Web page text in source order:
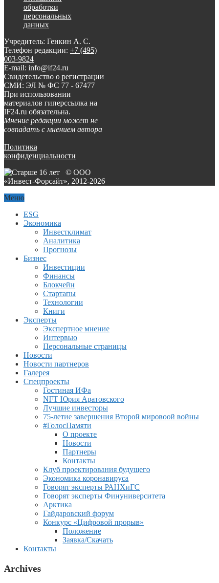
обработки
персональных
данных
Учредитель: Генкин А. С.
Телефон редакции: +7 (495)
003-9824
E-mail: info@if24.ru
Свидетельство о регистрации
СМИ: ЭЛ № ФС 77 - 67477
При использовании
материалов гиперссылка на
IF24.ru обязательна.
Мнение редакции может не
совпадать с мнением автора
Политика
конфиденциальности
© ООО
«Инвест-Форсайт», 2012-2026
Меню
ESG
Экономика
Инвестклимат
Аналитика
Прогнозы
Бизнес
Инвестиции
Финансы
Блокчейн
Стартапы
Технологии
Книги
Эксперты
Экспертное мнение
Интервью
Персональные страницы
Новости
Новости партнеров
Галерея
Спецпроекты
Гостиная ИФа
NFT Юрия Аратовского
Лучшие инвесторы
75-летие завершения Второй мировоой войны
#ГолосПамяти
О проекте
Новости
Партнеры
Контакты
Клуб проектирования будущего
Экономика коронавируса
Говорят эксперты РАНХиГС
Говорят эксперты Финуниверситета
Арктика
Гайдаровский форум
Конкурс «Цифровой прорыв»
Положение
Заявка/Скачать
Контакты
Archives